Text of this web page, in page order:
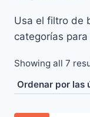
Usa el filtro de
categorías
Showing all 7